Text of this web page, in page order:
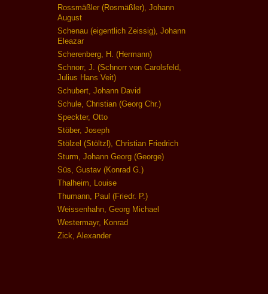
Rossmäßler (Rosmäßler), Johann
August
Schenau (eigentlich Zeissig), Johann
Eleazar
Scherenberg, H. (Hermann)
Schnorr, J. (Schnorr von Carolsfeld,
Julius Hans Veit)
Schubert, Johann David
Schule, Christian (Georg Chr.)
Speckter, Otto
Stöber, Joseph
Stölzel (Stöltzl), Christian Friedrich
Sturm, Johann Georg (George)
Süs, Gustav (Konrad G.)
Thalheim, Louise
Thumann, Paul (Friedr. P.)
Weissenhahn, Georg Michael
Westermayr, Konrad
Zick, Alexander